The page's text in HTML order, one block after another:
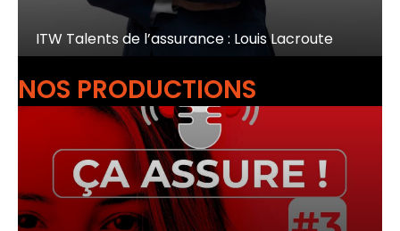
ITW Talents de l’assurance : Louis Lacroute
NOS PRODUCTIONS